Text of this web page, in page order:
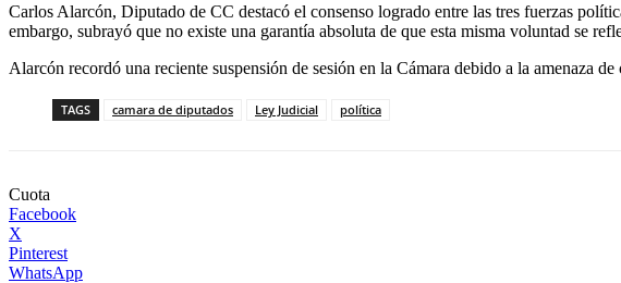
Carlos Alarcón, Diputado de CC destacó el consenso logrado entre las tres fuerzas
embargo, subrayó que no existe una garantía absoluta de que esta misma voluntad se
Alarcón recordó una reciente suspensión de sesión en la Cámara debido a la amenaza
TAGS camara de diputados Ley Judicial política
Cuota
Facebook
X
Pinterest
WhatsApp